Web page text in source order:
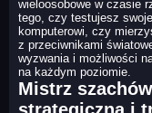
wieloosobowe w czasie
tego, czy testujesz
komputerowi, czy
z przeciwnikami
wyzwania i możliwości
na każdym poziomie.
Mistrz